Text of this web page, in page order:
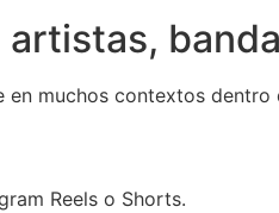
muchos contextos dentro
Reels o Shorts.